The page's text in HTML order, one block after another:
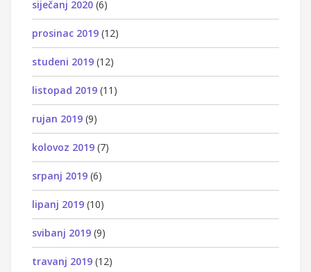
siječanj 2020 (6)
prosinac 2019 (12)
studeni 2019 (12)
listopad 2019 (11)
rujan 2019 (9)
kolovoz 2019 (7)
srpanj 2019 (6)
lipanj 2019 (10)
svibanj 2019 (9)
travanj 2019 (12)